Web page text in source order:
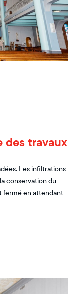
des travaux
Les infiltrations
conservation du
fermé en attendant